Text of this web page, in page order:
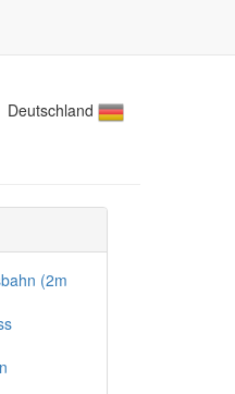
Deutschland
(2m